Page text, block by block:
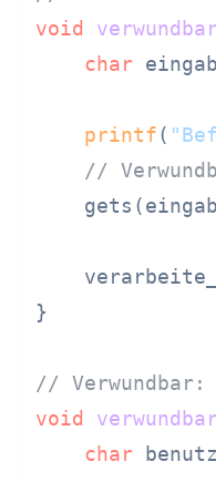
void
char
printf(
//
}
// Verwundbar:
void
char